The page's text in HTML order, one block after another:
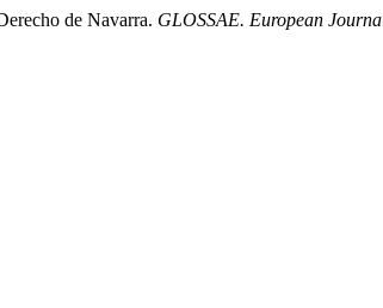
de Navarra. GLOSSAE. European